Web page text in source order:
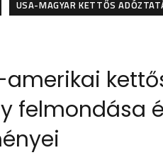
USA-MAGYAR KETTŐS
felmondása